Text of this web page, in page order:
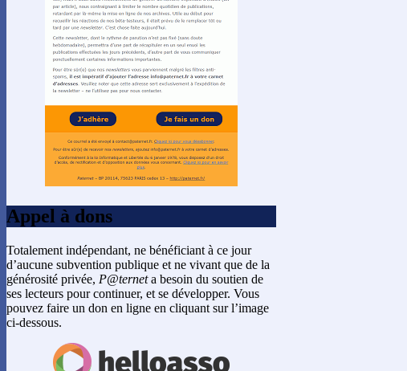
Appel à dons
Totalement indépendant, ne bénéficiant à ce jour
d’aucune subvention publique et ne vivant que de la
générosité privée, P@terneta besoin du soutien de
ses lecteurs pour continuer, et se développer. Vous
pouvez faire un don en ligne en cliquant sur l’image
ci-dessous.